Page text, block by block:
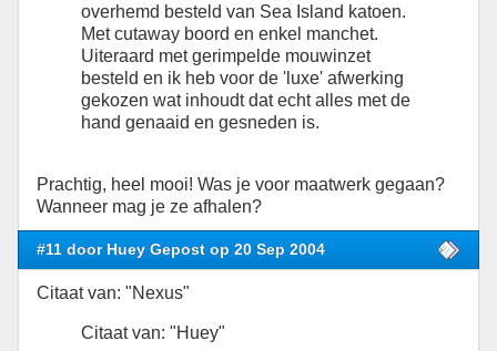
overhemd besteld van Sea Island katoen.
Met cutaway boord en enkel manchet.
Uiteraard met gerimpelde mouwinzet
besteld en ik heb voor de 'luxe' afwerking
gekozen wat inhoudt dat echt alles met de
hand genaaid en gesneden is.
Prachtig, heel mooi! Was je voor maatwerk gegaan?
Wanneer mag je ze afhalen?
#11 door Huey Gepost op 20 Sep 2004
Citaat van: "Nexus"
Citaat van: "Huey"